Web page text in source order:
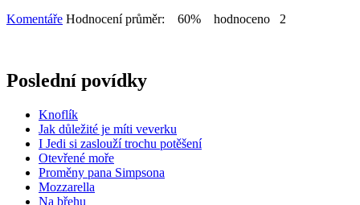
Komentáře Hodnocení průměr: 60% hodnoceno 2
Poslední povídky
Knoflík
Jak důležité je míti veverku
I Jedi si zaslouží trochu potěšení
Otevřené moře
Proměny pana Simpsona
Mozzarella
Na břehu